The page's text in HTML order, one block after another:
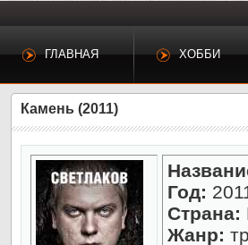
ГЛАВНАЯ ХОББИ
Камень (2011)
Год:
Страна:
Жанр: